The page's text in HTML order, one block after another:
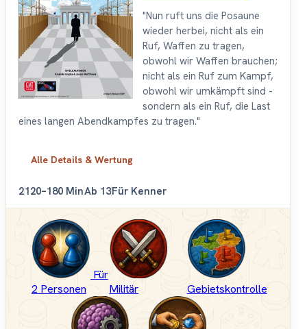
"Nun ruft uns die Posaune
wieder herbei, nicht als ein
Ruf, Waffen zu tragen,
obwohl wir Waffen brauchen;
nicht als ein Ruf zum Kampf,
obwohl wir umkämpft sind -
sondern als ein Ruf, die Last
eines langen Abendkampfes zu tragen."
Alle Details & Wertung
2120–180 MinAb 13Für Kenner
Für
2 Personen
Militär Gebietskontrolle